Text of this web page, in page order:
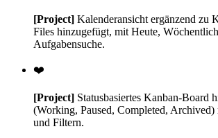
[Project] Kalenderansicht ergänzend zu
Files hinzugefügt, mit Heute,
Aufgabensuche.
❤️
[Project] Statusbasiertes Kanban-Board
(Working, Paused, Completed,
und Filtern.